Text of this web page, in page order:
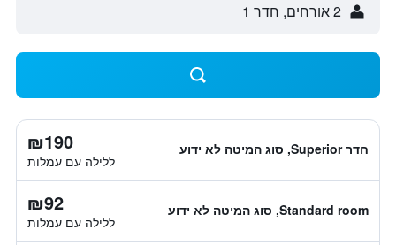
2 אורחים, חדר 1
חדר Superior, סוג המיטה לא ידוע ₪190
ללילה עם עמלות
Standard room, סוג המיטה לא ידוע ₪92
ללילה עם עמלות